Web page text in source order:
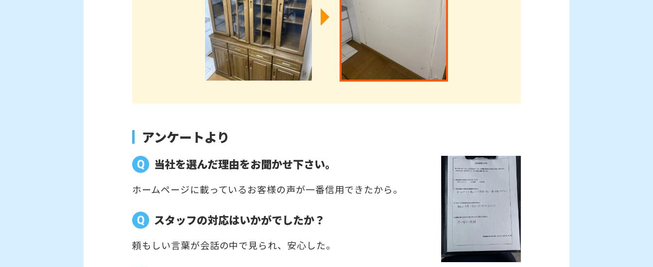
アンケートより
当社を選んだ理由をお聞かせ下さい。
ホームページに載っているお客様の声が一番信用できたから。
スタッフの対応はいかがでしたか？
頼もしい言葉が会話の中で見られ、安心した。